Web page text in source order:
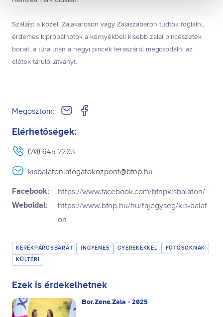
Összes süti visszautasítása
Ön a hozzájárulását bármikor visszavonhatja a weboldal
ezen sütikezelési felületén keresztül. A hozzájárulás
visszavonása nem érinti a hozzájáruláson alapuló, a
Szállást a közeli Zalakaroson vagy Zalaszabaron tudtok foglalni,
érdemes kipróbálnotok a környékbeli kisebb zalai pincészetek
borait, a túra után a hegyi pincék teraszáról megcsodálni az
elétek táruló látványt.
Megosztom:
Elérhetőségek:
(70) 645 7203
kisbalatonlatogatokozpont@bfnp.hu
Facebook: https://www.facebook.com/bfnpkisbalaton/
Weboldal:
https://www.bfnp.hu/hu/tajegyseg/kis-balat
on
KERÉKPÁROSBARÁT INGYENES GYEREKEKKEL
FOTÓSOKNAK
KÜLTÉRI
Ezek is érdekelhetnek
Bor.Zene.Zala - 2025